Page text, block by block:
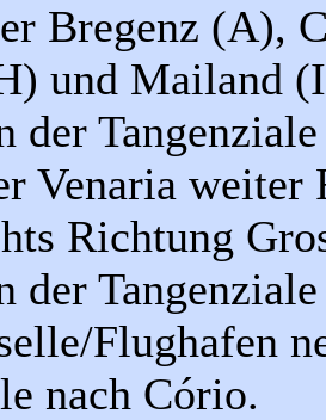
Bregenz (A),
und Mailand
der
Venaria weiter
Richtung
der
Flughafen
nach Cório.